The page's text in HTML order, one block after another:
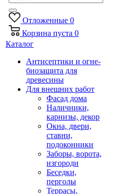
Отложенные 0
Корзина пуста 0
Каталог
Антисептики и огне-
биозащита для
древесины
Для внешних работ
Фасад дома
Наличники,
карнизы, декор
Окна, двери,
ставни,
подоконники
Заборы, ворота,
изгороди
Беседки,
перголы
Террасы,